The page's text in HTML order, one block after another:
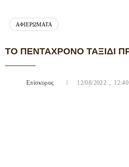
ΑΦΙΕΡΏΜΑΤΑ
ΤΟ ΠΕΝΤΆΧΡΟΝΟ ΤΑΞΊΔΙ
Επίσκυρος 12/08/2022 , 12:40